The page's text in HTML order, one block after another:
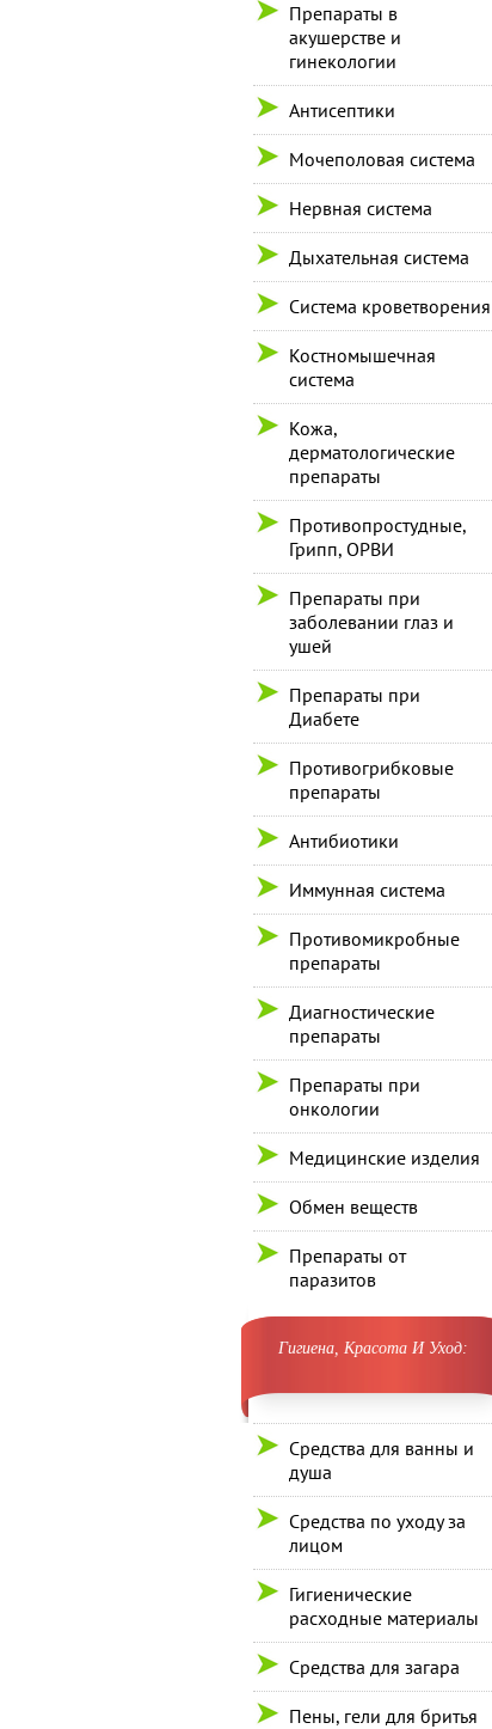
Препараты в
акушерстве и
гинекологии
Антисептики
Мочеполовая система
Нервная система
Дыхательная система
Система кроветворения
Костномышечная
система
Кожа,
дерматологические
препараты
Противопростудные,
Грипп, ОРВИ
Препараты при
заболевании глаз и
ушей
Препараты при
Диабете
Противогрибковые
препараты
Антибиотики
Иммунная система
Противомикробные
препараты
Диагностические
препараты
Препараты при
онкологии
Медицинские изделия
Обмен веществ
Препараты от
паразитов
Гигиена, Красота И Уход:
Средства для ванны и
душа
Средства по уходу за
лицом
Гигиенические
расходные материалы
Средства для загара
Пены, гели для бритья